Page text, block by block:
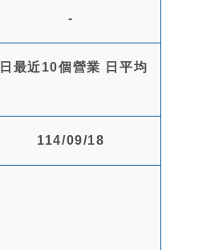
-
最近10個營業 日平均
114/09/18